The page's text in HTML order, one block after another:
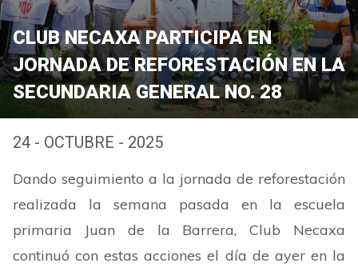
CLUB NECAXA PARTICIPA EN
JORNADA DE REFORESTACIÓN EN LA
SECUNDARIA GENERAL NO. 28
24 - OCTUBRE - 2025
Dando seguimiento a la jornada de reforestación
realizada la semana pasada en la escuela
primaria Juan de la Barrera, Club Necaxa
continuó con estas acciones el día de ayer en la